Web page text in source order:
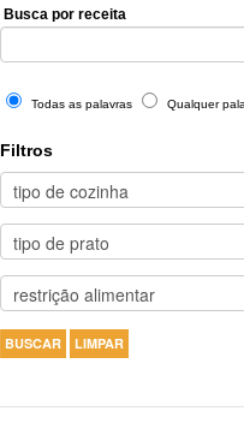
Busca por receita
Todas as palavras Qualquer
Filtros